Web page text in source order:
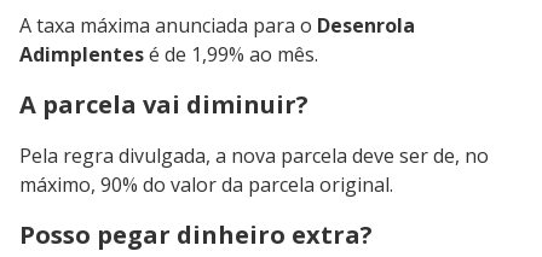
A taxa máxima anunciada para o Desenrola
Adimplentesé de 1,99% ao mês.
A parcela vai diminuir?
Pela regra divulgada, a nova parcela deve ser de, no
máximo, 90% do valor da parcela original.
Posso pegar dinheiro extra?